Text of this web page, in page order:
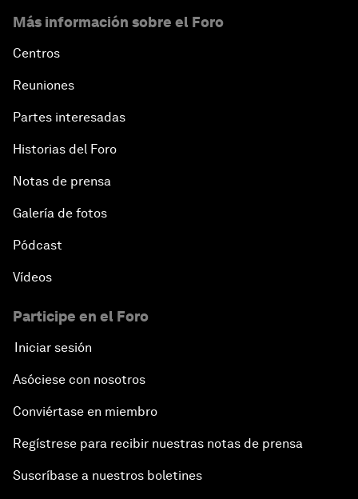
Más información sobre el Foro
Centros
Reuniones
Partes interesadas
Historias del Foro
Notas de prensa
Galería de fotos
Pódcast
Vídeos
Participe en el Foro
Iniciar sesión
Asóciese con nosotros
Conviértase en miembro
Regístrese para recibir nuestras notas de prensa
Suscríbase a nuestros boletines